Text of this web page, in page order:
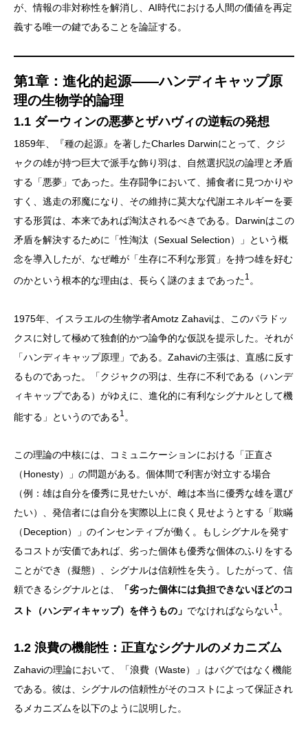
が、情報の非対称性を解消し、AI時代における人間の価値を再定
義する唯一の鍵であることを論証する。
第1章：進化的起源——ハンディキャップ原
理の生物学的論理
1.1 ダーウィンの悪夢とザハヴィの逆転の発想
1859年、『種の起源』を著したCharles Darwinにとって、クジ
ャクの雄が持つ巨大で派手な飾り羽は、自然選択説の論理と矛盾
する「悪夢」であった。生存闘争において、捕食者に見つかりや
すく、逃走の邪魔になり、その維持に莫大な代謝エネルギーを要
する形質は、本来であれば淘汰されるべきである。Darwinはこの
矛盾を解決するために「性淘汰（Sexual Selection）」という概
念を導入したが、なぜ雌が「生存に不利な形質」を持つ雄を好む
のかという根本的な理由は、長らく謎のままであった1 。
1975年、イスラエルの生物学者Amotz Zahaviは、このパラドッ
クスに対して極めて独創的かつ論争的な仮説を提示した。それが
「ハンディキャップ原理」である。Zahaviの主張は、直感に反す
るものであった。「クジャクの羽は、生存に不利である（ハンデ
ィキャップである）がゆえに、進化的に有利なシグナルとして機
能する」というのである1 。
この理論の中核には、コミュニケーションにおける「正直さ
（Honesty）」の問題がある。個体間で利害が対立する場合
（例：雄は自分を優秀に見せたいが、雌は本当に優秀な雄を選び
たい）、発信者には自分を実際以上に良く見せようとする「欺瞞
（Deception）」のインセンティブが働く。もしシグナルを発す
るコストが安価であれば、劣った個体も優秀な個体のふりをする
ことができ（擬態）、シグナルは信頼性を失う。したがって、信
頼できるシグナルとは、
「劣った個体には負担できないほどのコ
スト（ハンディキャップ）を伴うもの」 でなければならない1 。
1.2 浪費の機能性：正直なシグナルのメカニズム
Zahaviの理論において、「浪費（Waste）」はバグではなく機能
である。彼は、シグナルの信頼性がそのコストによって保証され
るメカニズムを以下のように説明した。